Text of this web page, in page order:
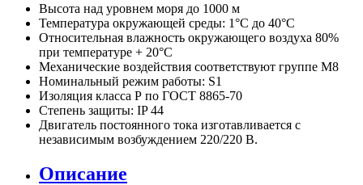
Высота над уровнем моря до 1000 м
Температура окружающей среды: 1°С до 40°С
Относительная влажность окружающего воздуха 80%
при температуре + 20°С
Механические воздействия соответствуют группе М8
Номинальный режим работы: S1
Изоляция класса Р по ГОСТ 8865-70
Степень защиты: IP 44
Двигатель постоянного тока изготавливается с
независимым возбуждением 220/220 В.
Описание